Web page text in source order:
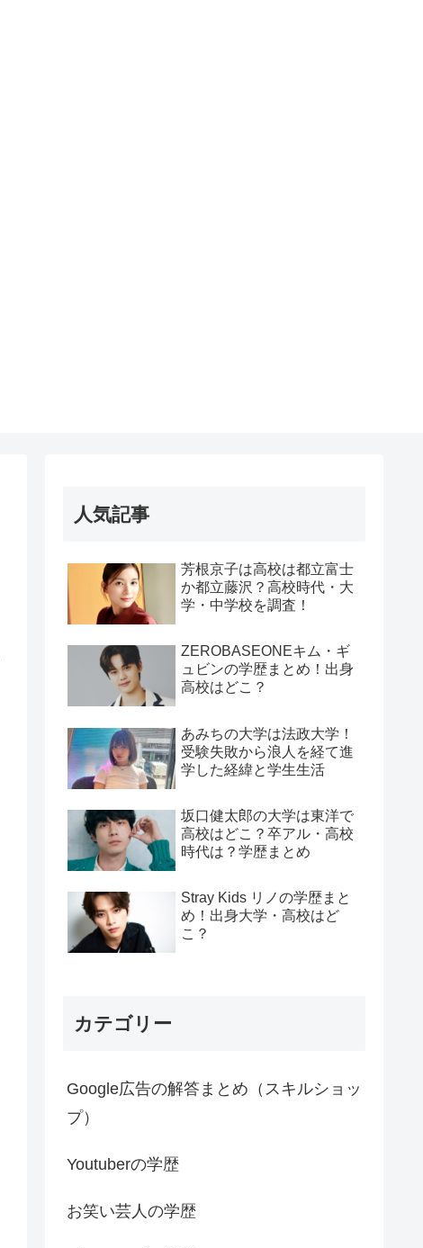
人気記事
芳根京子は高校は都立富士
か都立藤沢？高校時代・大
学・中学校を調査！
ZEROBASEONEキム・ギ
ュビンの学歴まとめ！出身
高校はどこ？
あみちの大学は法政大学！
受験失敗から浪人を経て進
学した経緯と学生生活
坂口健太郎の大学は東洋で
高校はどこ？卒アル・高校
時代は？学歴まとめ
Stray Kids リノの学歴まと
め！出身大学・高校はど
こ？
カテゴリー
Google広告の解答まとめ（スキルショッ
プ）
Youtuberの学歴
お笑い芸人の学歴